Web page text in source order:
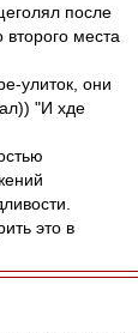
после
второго места
улиток, они
"И хде
это в